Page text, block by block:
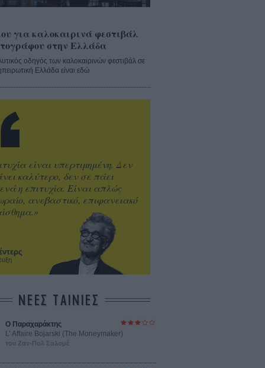
για καλοκαιρινά φεστιβάλ
στην Ελλάδα
οδηγός των καλοκαιρινών φεστιβάλ σε
Ελλάδα είναι εδώ
είναι υπερτιμημένη. Δεν
καλύτερο, δεν σε πάει
η επιτυχία. Είναι απλώς
ανεβαστικό, επιφανειακό
ΝΕΕΣ ΤΑΙΝΙΕΣ
Ο Παραχαράκτης
L’ Affaire Bojarski (The Moneymaker)
του Ζαν-Πολ Σαλομέ